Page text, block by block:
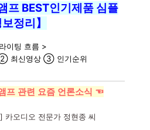
프 BEST인기제품 심플
정리】
이팅 흐름 >
최신영상 ③ 인기순위
프 관련 요즘 언론소식 ☜
카오디오 전문가 정현종 씨